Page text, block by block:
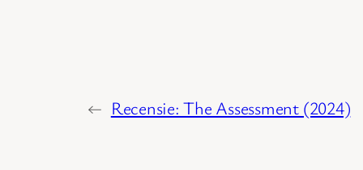
← Recensie: The Assessment (2024)